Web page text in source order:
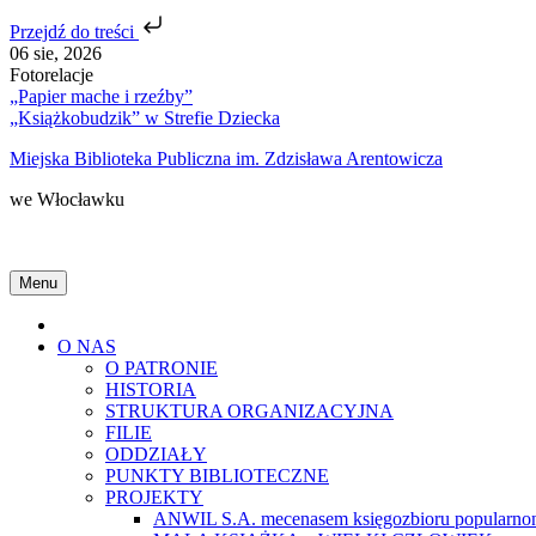
Przejdź do treści
Skip
to
content
06 sie, 2026
Fotorelacje
„Papier mache i rzeźby”
„Książkobudzik” w Strefie Dziecka
Miejska Biblioteka Publiczna im. Zdzisława Arentowicza
we Włocławku
Menu
O NAS
O PATRONIE
HISTORIA
STRUKTURA ORGANIZACYJNA
FILIE
ODDZIAŁY
PUNKTY BIBLIOTECZNE
PROJEKTY
ANWIL S.A. mecenasem księgozbioru